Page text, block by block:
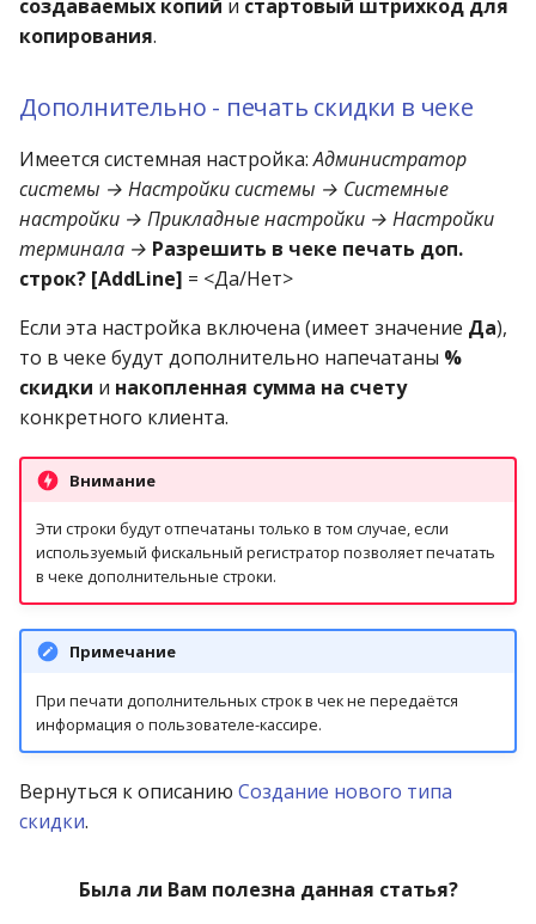
создаваемых копий и стартовый штрихкод для
копирования.
Дополнительно - печать скидки в чеке
Имеется системная настройка:Администратор
системы → Настройки системы → Системные
настройки → Прикладные настройки → Настройки
терминала → Разрешить в чеке печать доп.
строк? [AddLine] = <Да/Нет>
Если эта настройка включена (имеет значение Да),
то в чеке будут дополнительно напечатаны %
скидки и накопленная сумма на счету
конкретного клиента.
Внимание
Эти строки будут отпечатаны только в том случае, если
используемый фискальный регистратор позволяет печатать
в чеке дополнительные строки.
Примечание
При печати дополнительных строк в чек не передаётся
информация о пользователе-кассире.
Вернуться к описанию Создание нового типа
скидки.
Была ли Вам полезна данная статья?